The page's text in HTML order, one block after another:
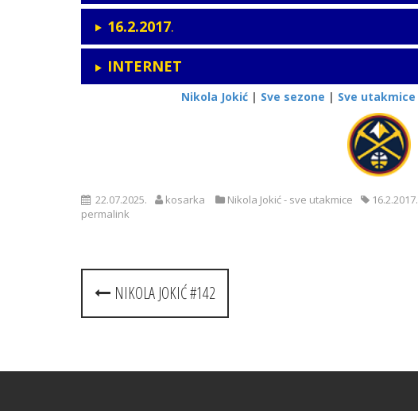
16.2.2017.
INTERNET
Nikola Jokić| Sve sezone | Sve utakmice
22.07.2025. kosarka Nikola Jokić - sve utakmice 16.2.2017.
permalink
Post
navigation
NIKOLA JOKIĆ #142